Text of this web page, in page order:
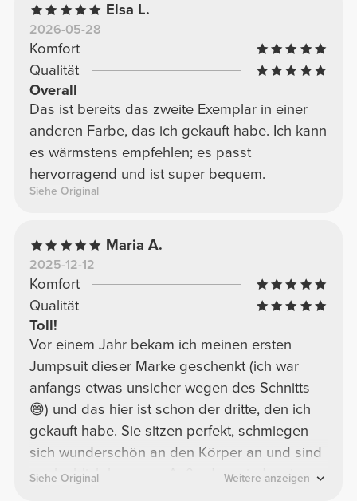
Elsa L.
2026-05-28
Komfort
Qualität
Overall
Das ist bereits das zweite Exemplar in einer
anderen Farbe, das ich gekauft habe. Ich kann
es wärmstens empfehlen; es passt
hervorragend und ist super bequem.
Siehe Original
Maria A.
2025-12-12
Komfort
Qualität
Toll!
Vor einem Jahr bekam ich meinen ersten
Jumpsuit dieser Marke geschenkt (ich war
anfangs etwas unsicher wegen des Schnitts
😅) und das hier ist schon der dritte, den ich
gekauft habe. Sie sitzen perfekt, schmiegen
sich wunderschön an den Körper an und sind
unglaublich bequem. Außerdem sind meine
Siehe Original Weitere anzeigen